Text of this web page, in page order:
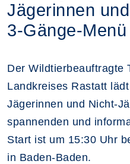
Jägerinnen
3-Gänge-Menü
Der Wildtierbeauftragte
Landkreises Rastatt
Jägerinnen und Nicht-
spannenden und
Start ist um 15:30 Uhr
in Baden-Baden.